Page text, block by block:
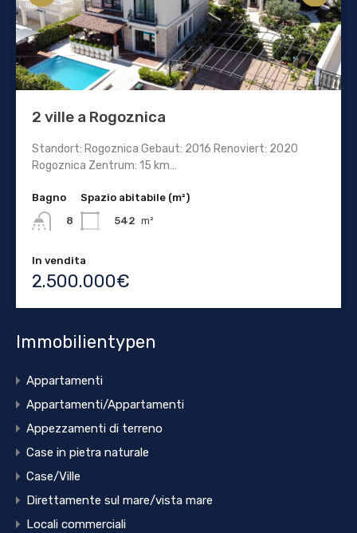
2 ville a Rogoznica
Standort: Rogoznica Gebaut: 2016 Renoviert: 2020
Rogoznica Zentrum: 15 km…
Bagno
8
Spazio abitabile (m²)
542 m²
In vendita
2.500.000€
Immobilientypen
Appartamenti
Appartamenti/Appartamenti
Appezzamenti di terreno
Case in pietra naturale
Case/Ville
Direttamente sul mare/vista mare
Locali commerciali